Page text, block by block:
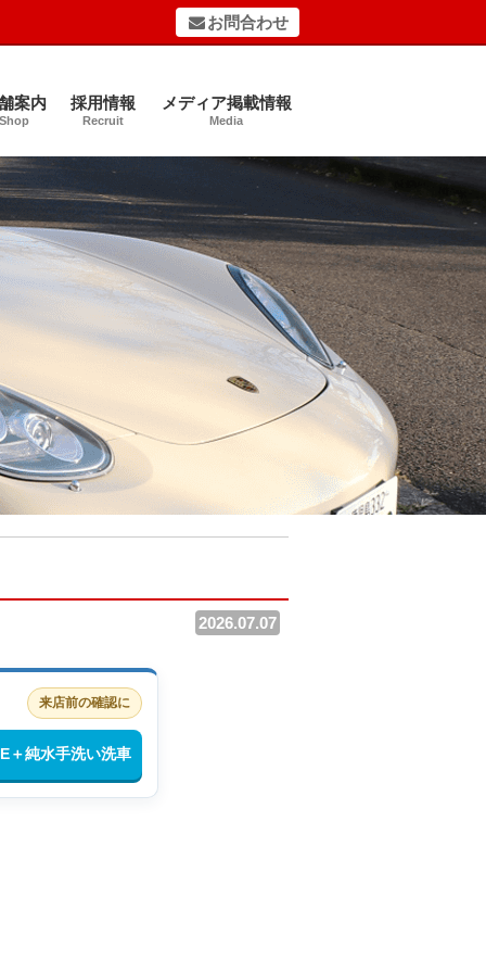
お問合わせ
案内
Shop
採用情報
Recruit
メディア掲載情報
Media
2026.07.07
来店前の確認に
＋純水手洗い洗車